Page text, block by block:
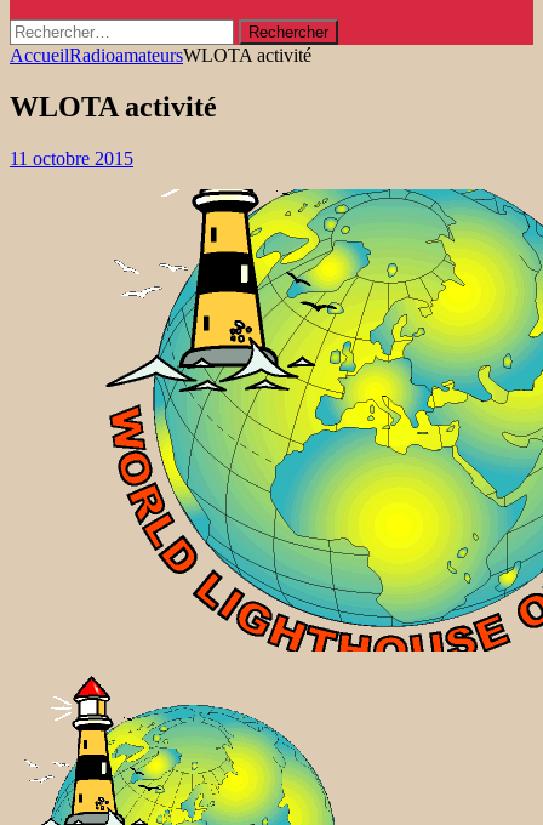
Rechercher :
AccueilRadioamateursWLOTA activité
WLOTA activité
11 octobre 2015